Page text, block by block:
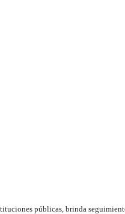
públicas, brinda